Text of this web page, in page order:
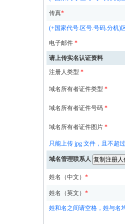
传真*
(+国家代号.区号.号码.分机)
电子邮件 *
请上传实名认证资料
注册人类型 *
域名所有者证件类型 *
域名所有者证件号码 *
域名所有者证件图片 *
只能上传 jpg 文件，且不超
域名管理联系人
姓名（中文） *
姓名（英文） *
姓和名之间请空格，姓与名